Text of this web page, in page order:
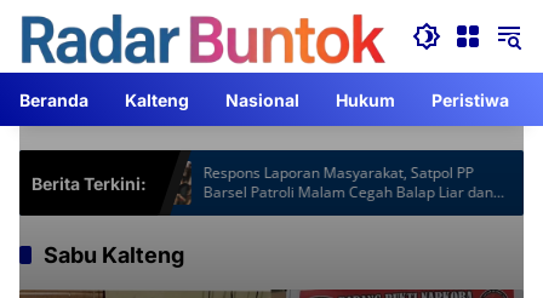
Langsung
konten
Beranda Kalteng Nasional Hukum Peristiwa
Berita Terkini:
Gardu
Lebih
Respons Laporan Masyarakat, Satpol PP
Barsel Patroli Malam Cegah Balap Liar dan
Knalpot Brong
Sabu Kalteng